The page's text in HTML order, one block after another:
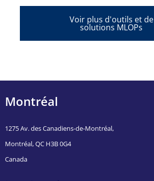
Voir plus d'outils et de
solutions MLOPs
Montréal
1275 Av. des Canadiens-de-Montréal,
Montréal, QC H3B 0G4
Canada